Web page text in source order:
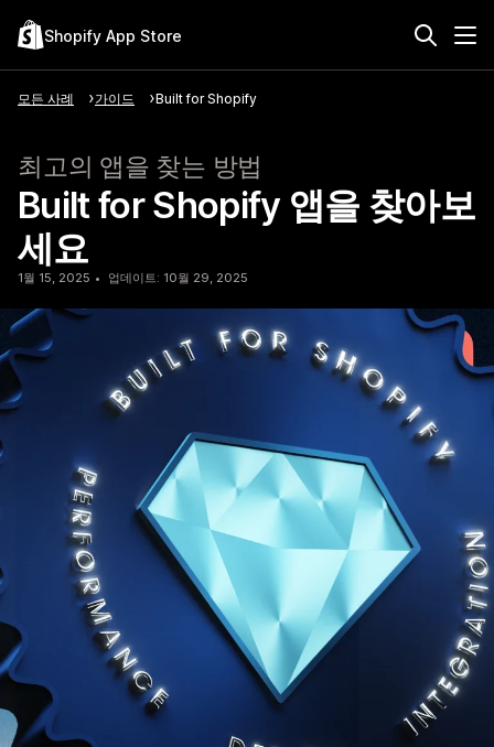
Shopify App Store
모든 사례 가이드 Built for Shopify
최고의 앱을 찾는 방법
Built for Shopify 앱을 찾아보
세요
1월 15, 2025 업데이트: 10월 29, 2025